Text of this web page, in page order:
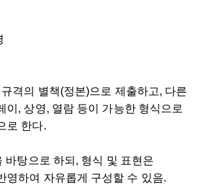
격의 별책(정본)으로 제출하고, 다른
이, 상영, 열람 등이 가능한 형식으로
로 한다.
바탕으로 하되, 형식 및 표현은
영하여 자유롭게 구성할 수 있음.